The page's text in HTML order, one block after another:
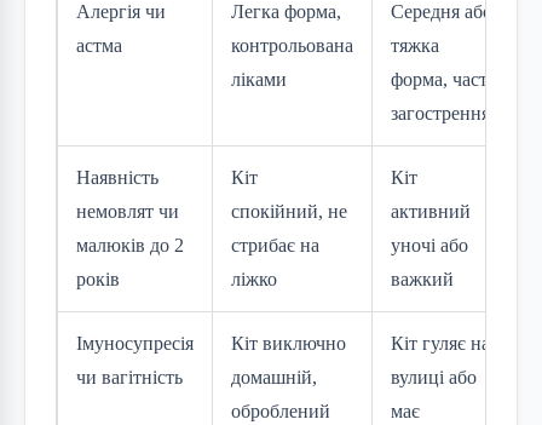
Алергія чи
астма
Легка форма,
контрольована
ліками
Середня або
тяжка
форма, часті
загострення
Наявність
немовлят чи
малюків до 2
років
Кіт
спокійний, не
стрибає на
ліжко
Кіт
активний
уночі або
важкий
Імуносупресія
чи вагітність
Кіт виключно
домашній,
оброблений
Кіт гуляє на
вулиці або
має